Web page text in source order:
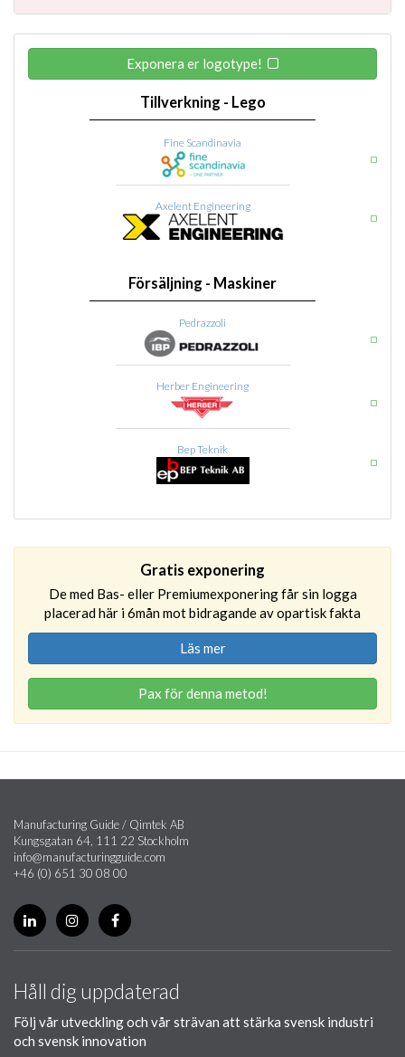
Exponera er logotype!
Tillverkning - Lego
Fine Scandinavia
Axelent Engineering
Försäljning - Maskiner
Pedrazzoli
Herber Engineering
Bep Teknik
Gratis exponering
De med Bas- eller Premiumexponering får sin logga
placerad här i 6mån mot bidragande av opartisk fakta
Läs mer
Pax för denna metod!
Manufacturing Guide / Qimtek AB
Kungsgatan 64, 111 22 Stockholm
info@manufacturingguide.com
+46 (0) 651 30 08 00
Håll dig uppdaterad
Följ vår utveckling och vår strävan att stärka svensk industri
och svensk innovation